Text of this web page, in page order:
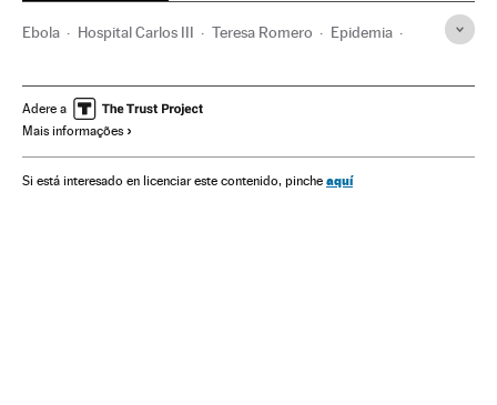
Ebola Hospital Carlos III Teresa Romero Epidemia
Pessoal sanitário Doenças infecciosas
Transmissão doenças
Doenças Previdência Medicina Saúde
Adere a
Mais informações
Si está interesado en licenciar este contenido, pinche aquí